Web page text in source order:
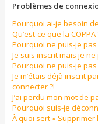
Problèmes de
Pourquoi ai-je besoin
Qu’est-ce que la COPPA
Pourquoi ne puis-je pas
Je suis inscrit mais je
Pourquoi ne puis-je
Je m’étais déjà inscrit
connecter ?!
J’ai perdu mon mot de
Pourquoi suis-je
À quoi sert « Supprimer